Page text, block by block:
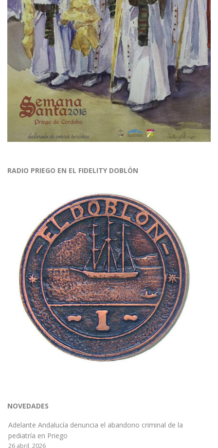
RADIO PRIEGO EN EL FIDELITY DOBLÓN
NOVEDADES
Adelante Andalucía denuncia el abandono criminal de la
pediatría en Priego
26 abril, 2026